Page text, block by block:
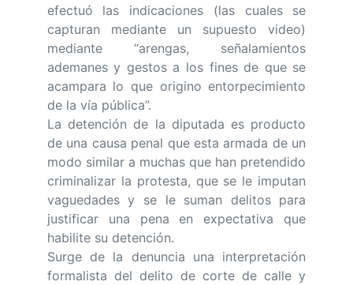
efectuó las indicaciones (las cuales se
capturan mediante un supuesto video)
mediante “arengas, señalamientos
ademanes y gestos a los fines de que se
acampara lo que origino entorpecimiento
de la vía pública”.
La detención de la diputada es producto
de una causa penal que esta armada de un
modo similar a muchas que han pretendido
criminalizar la protesta, que se le imputan
vaguedades y se le suman delitos para
justificar una pena en expectativa que
habilite su detención.
Surge de la denuncia una interpretación
formalista del delito de corte de calle y